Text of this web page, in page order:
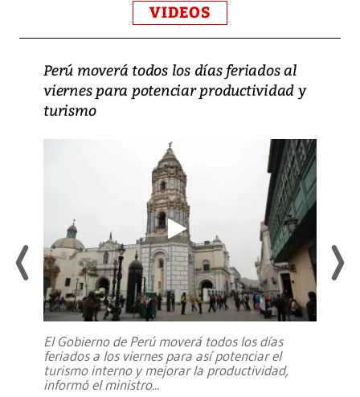
VIDEOS
Perú moverá todos los días feriados al
viernes para potenciar productividad y
turismo
El Gobierno de Perú moverá todos los días
feriados a los viernes para así potenciar el
turismo interno y mejorar la productividad,
informó el ministro...